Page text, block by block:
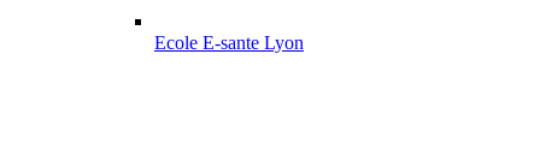
Ecole E-sante Lyon